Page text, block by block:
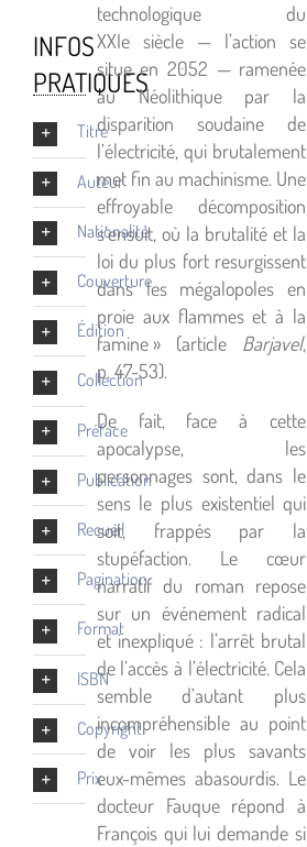
INFOS
PRATIQUES
Titre
Auteur
Nationalité
Couverture
Édition
Collection
Préface
Publication
Recueil
Pagination
Format
ISBN
Copyright
Prix
technologique du
XXIe siècle — l’action se
situe en 2052 — ramenée
au Néolithique par la
disparition soudaine de
l’électricité, qui brutalement
met fin au machinisme. Une
effroyable décomposition
s’ensuit, où la brutalité et la
loi du plus fort resurgissent
dans les mégalopoles en
proie aux flammes et à la
famine » (article Barjavel,
p. 47-53).
De fait, face à cette
apocalypse, les
personnages sont, dans le
sens le plus existentiel qui
soit, frappés par la
stupéfaction. Le cœur
narratif du roman repose
sur un événement radical
et inexpliqué : l’arrêt brutal
de l’accès à l’électricité. Cela
semble d’autant plus
incompréhensible au point
de voir les plus savants
eux-mêmes abasourdis. Le
docteur Fauque répond à
François qui lui demande si